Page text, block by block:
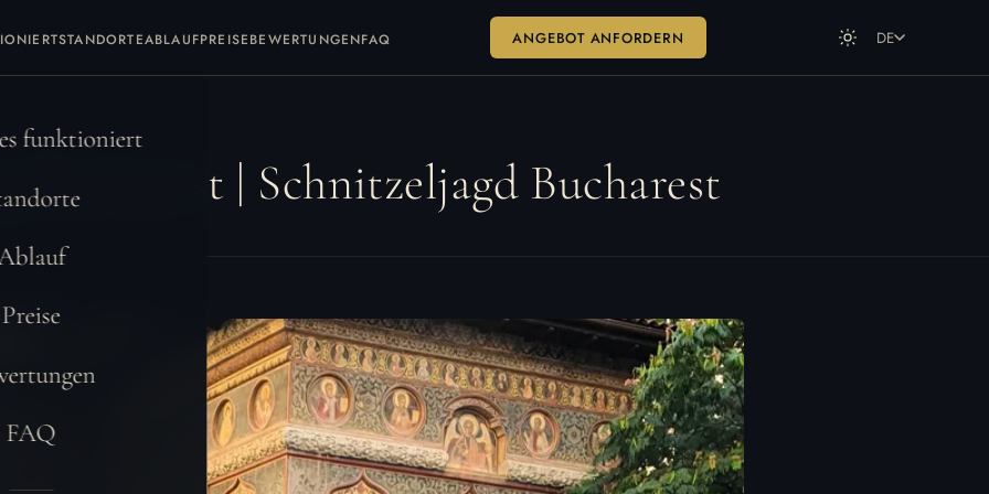
STANDORTEABLAUFPREISEBEWERTUNGENFAQ ANGEBOT ANFORDERN DE
DE Deutsch
funktioniert
Preise
FAQ
Bucharest | Schnitzeljagd Bucharest